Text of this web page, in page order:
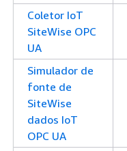
Coletor IoT
SiteWise OPC
UA
Simulador de
fonte de
SiteWise
dados IoT
OPC UA